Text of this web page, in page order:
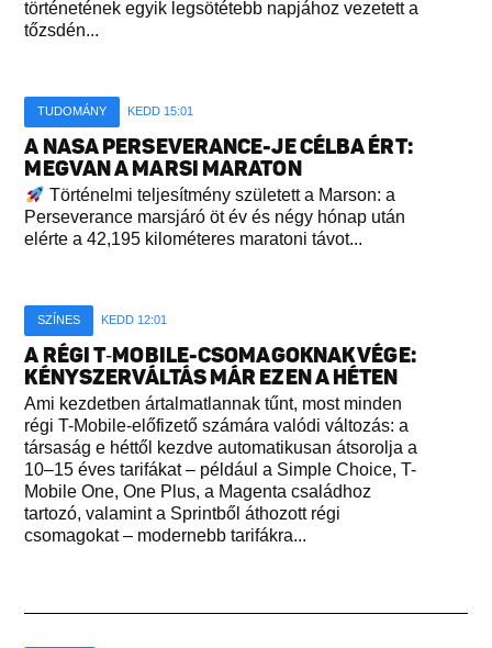
történetének egyik legsötétebb napjához vezetett a
tőzsdén...
TUDOMÁNY KEDD 15:01
A NASA PERSEVERANCE-JE CÉLBA ÉRT:
MEGVAN A MARSI MARATON
Történelmi teljesítmény született a Marson: a
Perseverance marsjáró öt év és négy hónap után
elérte a 42,195 kilométeres maratoni távot...
SZÍNES KEDD 12:01
A RÉGI T‑MOBILE-CSOMAGOKNAK VÉGE:
KÉNYSZERVÁLTÁS MÁR EZEN A HÉTEN
Ami kezdetben ártalmatlannak tűnt, most minden
régi T-Mobile-előfizető számára valódi változás: a
társaság e héttől kezdve automatikusan átsorolja a
10–15 éves tarifákat – például a Simple Choice, T-
Mobile One, One Plus, a Magenta családhoz
tartozó, valamint a Sprintből áthozott régi
csomagokat – modernebb tarifákra...